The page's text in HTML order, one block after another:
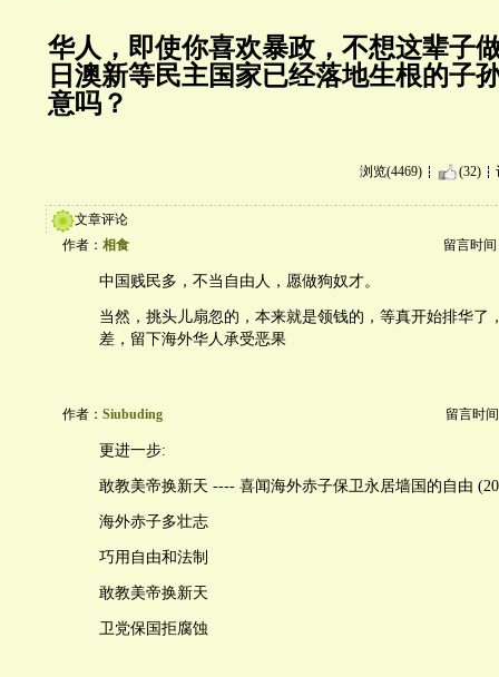
华人，即使你喜欢暴政，不想这辈子
日澳新等民主国家已经落地生根的子
意吗？
浏览(4469) (32)
文章评论
作者： 相食 留言时间
中国贱民多，不当自由人，愿做狗奴才。
当然，挑头儿扇忽的，本来就是领钱的，等真开始排华了
差，留下海外华人承受恶果
作者： Siubuding 留言时
更进一步:
敢教美帝换新天 ---- 喜闻海外赤子保卫永居墙国的自由
海外赤子多壮志
巧用自由和法制
敢教美帝换新天
卫党保国拒腐蚀